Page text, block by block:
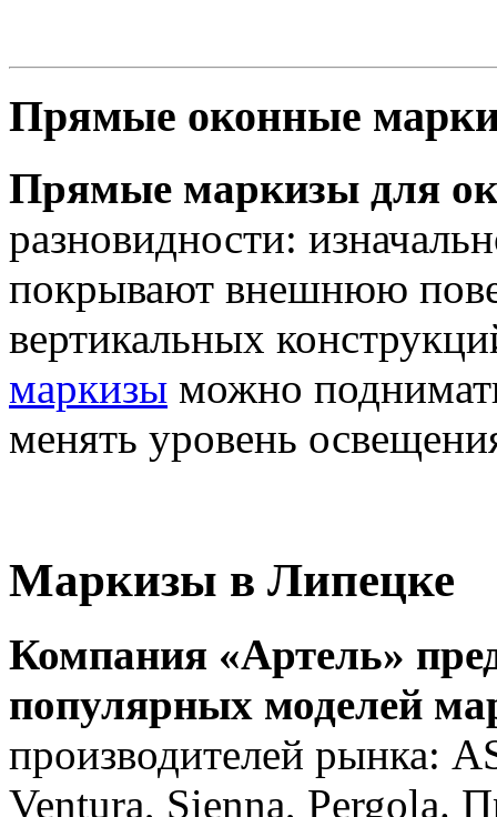
Прямые оконные
Прямые маркизы для
разновидности:
покрывают внешнюю
вертикальных
маркизы можно
менять уровень
Маркизы в Липецке
Компания «Артель»
популярных моделей
производителей рынка:
Ventura, Sienna, Pergola.